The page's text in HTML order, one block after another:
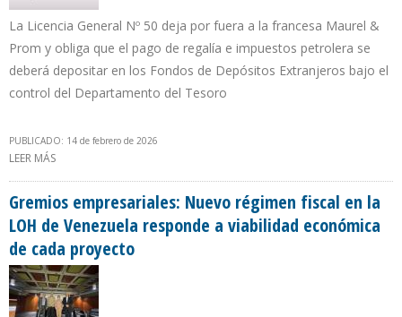
La Licencia General Nº 50 deja por fuera a la francesa Maurel &
Prom y obliga que el pago de regalía e impuestos petrolera se
deberá depositar en los Fondos de Depósitos Extranjeros bajo el
control del Departamento del Tesoro
PUBLICADO: 14 de febrero de 2026
LEER MÁS
Gremios empresariales: Nuevo régimen fiscal en la
LOH de Venezuela responde a viabilidad económica
de cada proyecto